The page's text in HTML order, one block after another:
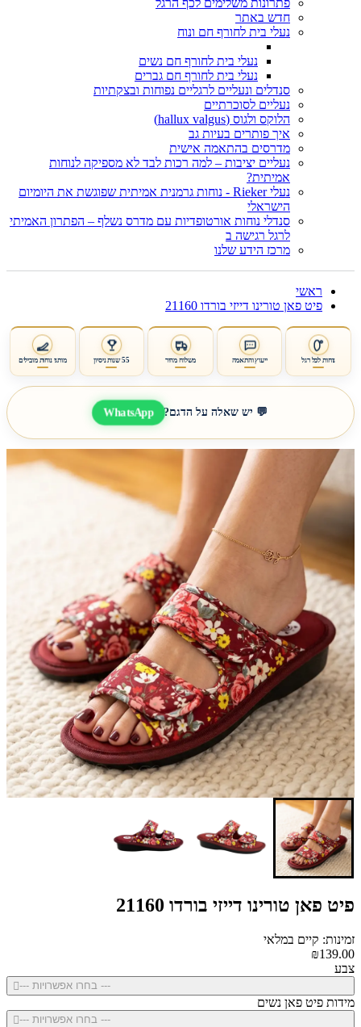
חדש באתר
נעלי בית לחורף חם ונוח
נעלי בית לחורף חם נשים
נעלי בית לחורף חם גברים
סנדלים ונעליים לרגליים נפוחות ובצקתיות
נעליים לסוכרתיים
הלוקס ולגוס (hallux valgus)
איך פותרים בעיות גב
מדרסים בהתאמה אישית
נעליים יציבות – למה רכות לבד לא מספיקה לנוחות
אמיתית?
נעלי Rieker - נוחות גרמנית אמיתית שפוגשת את היומיום
הישראלי
סנדלי נוחות אורטופדיות עם מדרס נשלף – הפתרון האמיתי
לרגל רגישה ב
מרכז הידע שלנו
ראשי
פיט פאן טורינו דייזי בורדו 21160
נוחות לכל רגל ייעוץ והתאמה משלוח מהיר 55 שנות ניסיון מותגי נוחות מובילים
💬 יש שאלה על הדגם? WhatsApp
פיט פאן טורינו דייזי בורדו 21160
זמינות: קיים במלאי
₪139.00
צבע
--- בחרו אפשרויות ---
מידות פיט פאן נשים
--- בחרו אפשרויות ---